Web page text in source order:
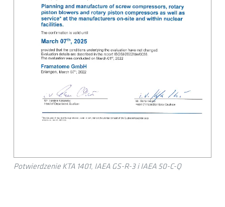
Potwierdzenie KTA 1401, IAEA GS-R-3 i IAEA 50-C-Q